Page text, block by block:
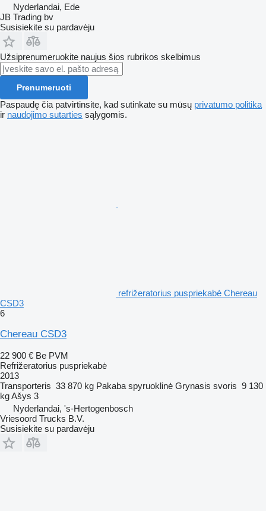
Nyderlandai, Ede
JB Trading bv
Susisiekite su pardavėju
Užsiprenumeruokite naujus šios rubrikos skelbimus
Prenumeruoti
Paspaudę čia patvirtinsite, kad sutinkate su mūsų privatumo politika
ir naudojimo sutarties sąlygomis.
refrižeratorius puspriekabė Chereau
CSD3
6
Chereau CSD3
22 900 € Be PVM
Refrižeratorius puspriekabė
2013
Transporteris 33 870 kg Pakaba spyruoklinė Grynasis svoris 9 130
kgAšys 3
Nyderlandai, 's-Hertogenbosch
Vriesoord Trucks B.V.
Susisiekite su pardavėju